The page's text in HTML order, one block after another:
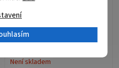
Elektronická licence: DELL
OpenManage Enterprise
iDRAC 10
Není skladem